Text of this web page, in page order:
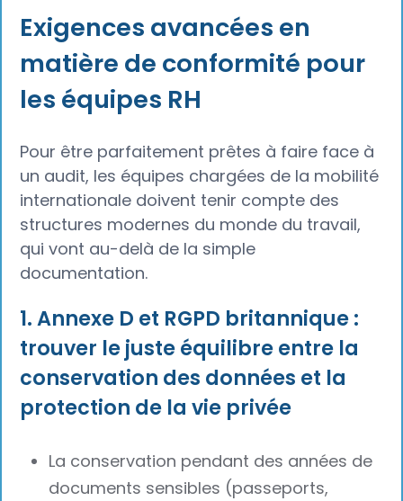
Exigences avancées en
matière de conformité pour
les équipes RH
Pour être parfaitement prêtes à faire face à
un audit, les équipes chargées de la mobilité
internationale doivent tenir compte des
structures modernes du monde du travail,
qui vont au-delà de la simple
documentation.
1. Annexe D et RGPD britannique :
trouver le juste équilibre entre la
conservation des données et la
protection de la vie privée
La conservation pendant des années de
documents sensibles (passeports,